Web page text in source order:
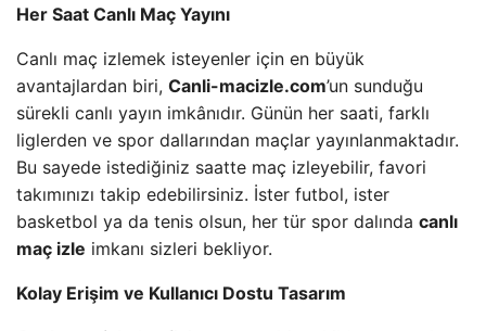
Her Saat Canlı Maç Yayını
Canlı maç izlemek isteyenler için en büyük
avantajlardan biri, Canli-macizle.com’un sunduğu
sürekli canlı yayın imkânıdır. Günün her saati, farklı
liglerden ve spor dallarından maçlar yayınlanmaktadır.
Bu sayede istediğiniz saatte maç izleyebilir, favori
takımınızı takip edebilirsiniz. İster futbol, ister
basketbol ya da tenis olsun, her tür spor dalında canlı
maç izle imkanı sizleri bekliyor.
Kolay Erişim ve Kullanıcı Dostu Tasarım